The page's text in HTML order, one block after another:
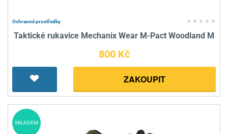
Ochranné prostředky
Taktické rukavice Mechanix Wear M-Pact Woodland M
800 Kč
ZAKOUPIT
SKLADEM